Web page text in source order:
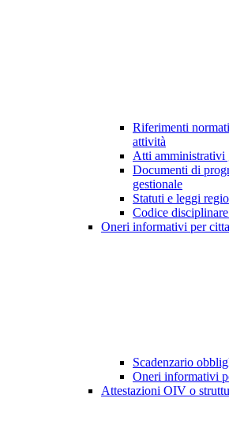
Riferimenti
attività
Atti amministrativi
Documenti di
gestionale
Statuti e leggi
Codice
Oneri informativi per
Scadenzario
Oneri informativi
Attestazioni OIV o